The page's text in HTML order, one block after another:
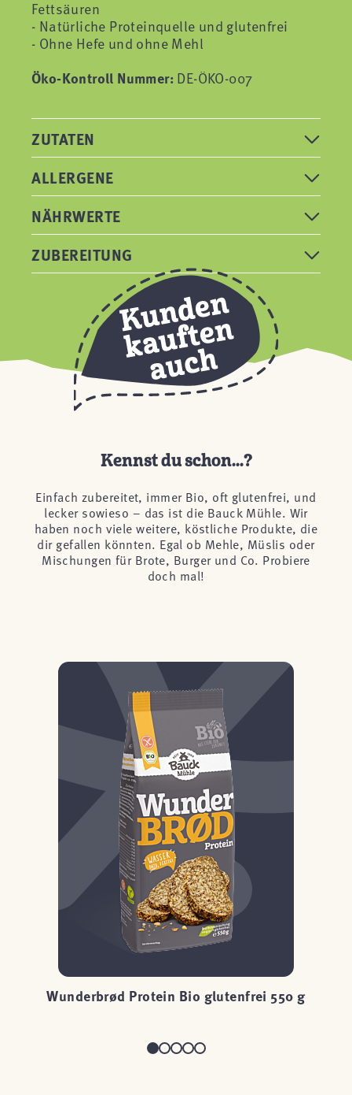
Fettsäuren
- Natürliche Proteinquelle und glutenfrei
- Ohne Hefe und ohne Mehl
Öko-Kontroll Nummer: DE-ÖKO-007
ZUTATEN
ALLERGENE
NÄHRWERTE
ZUBEREITUNG
Kennst du schon...?
Einfach zubereitet, immer Bio, oft glutenfrei, und
lecker sowieso – das ist die Bauck Mühle. Wir
haben noch viele weitere, köstliche Produkte, die
dir gefallen könnten. Egal ob Mehle, Müslis oder
Mischungen für Brote, Burger und Co. Probiere
doch mal!
Wunderbrød Protein Bio glutenfrei 550 g